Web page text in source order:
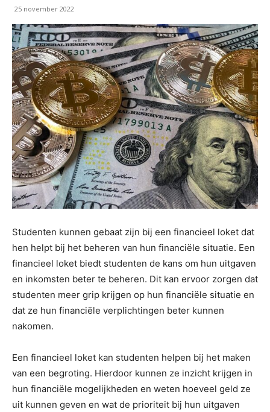
25 november 2022
Studenten kunnen gebaat zijn bij een financieel loket dat
hen helpt bij het beheren van hun financiële situatie. Een
financieel loket biedt studenten de kans om hun uitgaven
en inkomsten beter te beheren. Dit kan ervoor zorgen dat
studenten meer grip krijgen op hun financiële situatie en
dat ze hun financiële verplichtingen beter kunnen
nakomen.
Een financieel loket kan studenten helpen bij het maken
van een begroting. Hierdoor kunnen ze inzicht krijgen in
hun financiële mogelijkheden en weten hoeveel geld ze
uit kunnen geven en wat de prioriteit bij hun uitgaven